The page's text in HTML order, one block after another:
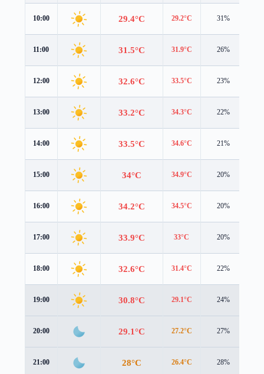
10:00 29.4°C 29.2°C 31%
11:00 31.5°C 31.9°C 26%
12:00 32.6°C 33.5°C 23%
13:00 33.2°C 34.3°C 22%
14:00 33.5°C 34.6°C 21%
15:00 34°C 34.9°C 20%
16:00 34.2°C 34.5°C 20%
17:00 33.9°C 33°C 20%
18:00 32.6°C 31.4°C 22%
19:00 30.8°C 29.1°C 24%
20:00 29.1°C 27.2°C 27%
21:00 28°C 26.4°C 28%